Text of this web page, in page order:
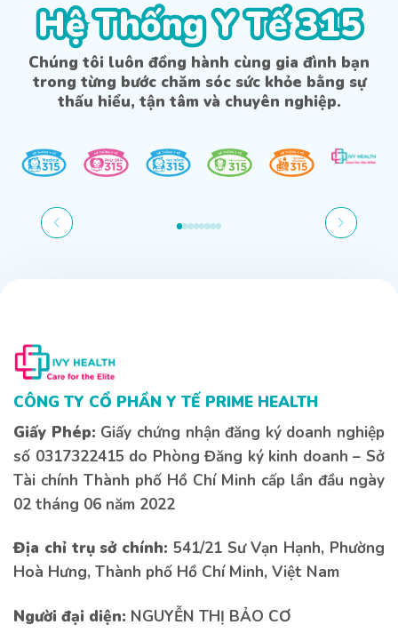
Hệ Thống Y Tế 315
Hệ Thống Y Tế 315
Chúng tôi luôn đồng hành cùng gia đình bạn
trong từng bước chăm sóc sức khỏe bằng sự
thấu hiểu, tận tâm và chuyên nghiệp.
CÔNG TY CỔ PHẦN Y TẾ PRIME HEALTH
Giấy Phép: Giấy chứng nhận đăng ký doanh nghiệp
số 0317322415 do Phòng Đăng ký kinh doanh – Sở
Tài chính Thành phố Hồ Chí Minh cấp lần đầu ngày
02 tháng 06 năm 2022
Địa chỉ trụ sở chính: 541/21 Sư Vạn Hạnh, Phường
Hoà Hưng, Thành phố Hồ Chí Minh, Việt Nam
Người đại diện: NGUYỄN THỊ BẢO CƠ